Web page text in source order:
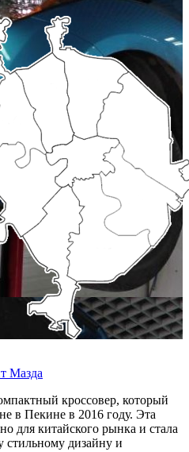
Мазда
кроссовер, который
в Пекине в 2016 году. Эта
для китайского рынка и стала
стильному дизайну и